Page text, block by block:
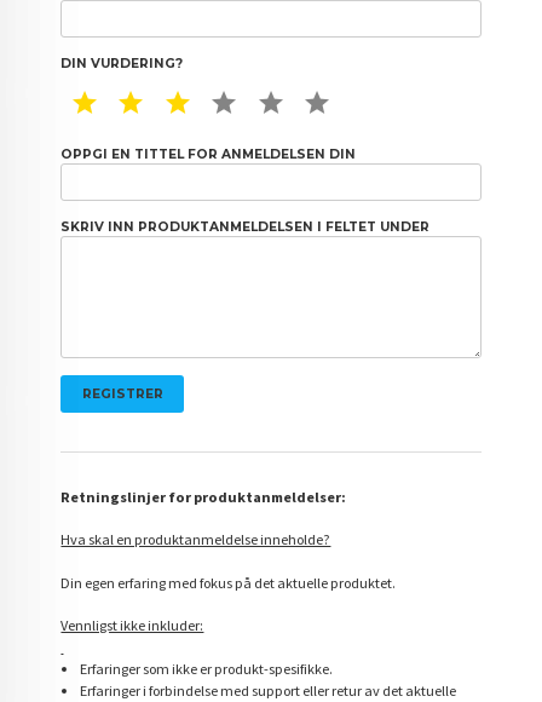
DIN VURDERING?
1 STAR2 STAR3 STAR4 STAR5 STAR
OPPGI EN TITTEL FOR ANMELDELSEN DIN
SKRIV INN PRODUKTANMELDELSEN I FELTET UNDER
Retningslinjer for produktanmeldelser:
Hva skal en produktanmeldelse inneholde?
Din egen erfaring med fokus på det aktuelle produktet.
Vennligst ikke inkluder:
Erfaringer som ikke er produkt-spesifikke.
Erfaringer i forbindelse med support eller retur av det aktuelle